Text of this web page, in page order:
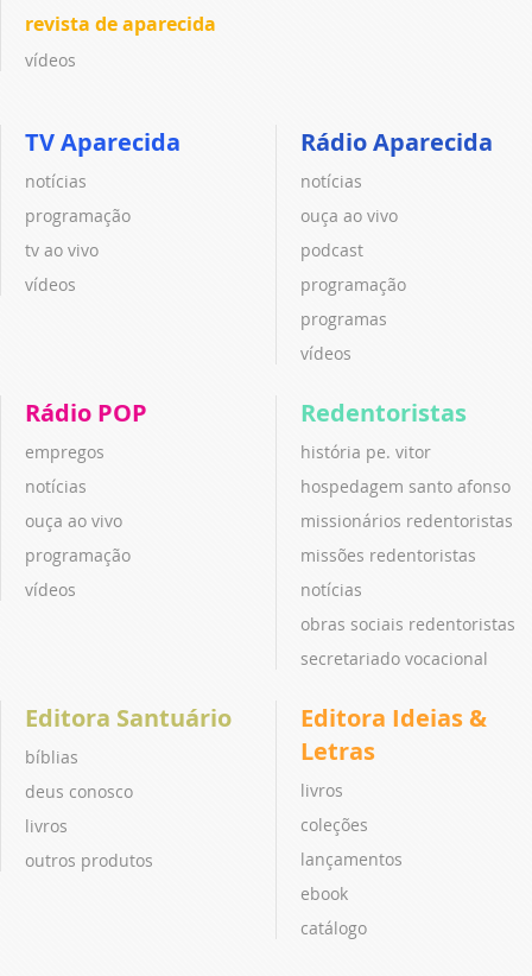
revista de aparecida
vídeos
TV Aparecida
notícias
programação
tv ao vivo
vídeos
Rádio Aparecida
notícias
ouça ao vivo
podcast
programação
programas
vídeos
Rádio POP
empregos
notícias
ouça ao vivo
programação
vídeos
Redentoristas
história pe. vitor
hospedagem santo afonso
missionários redentoristas
missões redentoristas
notícias
obras sociais redentoristas
secretariado vocacional
Editora Santuário
bíblias
deus conosco
livros
outros produtos
Editora Ideias &
Letras
livros
coleções
lançamentos
ebook
catálogo